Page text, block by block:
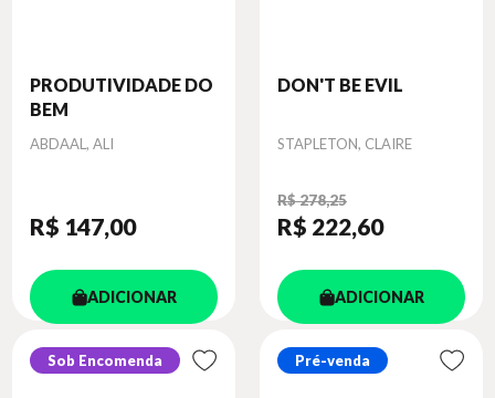
PRODUTIVIDADE DO
BEM
Autor
ABDAAL, ALI
R$ 147,00
ADICIONAR
DON'T BE EVIL
Autor
STAPLETON, CLAIRE
R$ 278,25
R$ 222,60
ADICIONAR
Sob Encomenda Pré-venda